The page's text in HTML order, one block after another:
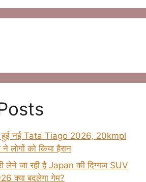
हुई नई Tata Tiago 2026, 20kmpl
लोगों को किया हैरान
लेने जा रही है Japan की दिग्गज SUV
क्या बदलेगा गेम?